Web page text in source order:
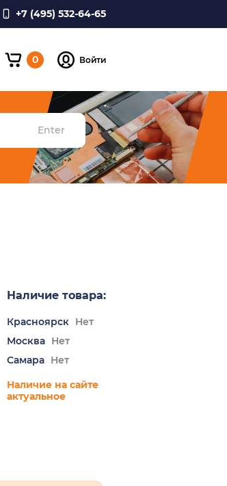
+7 (495) 532-64-65
0 Войти
Enter
Наличие товара:
Красноярск Нет
Москва Нет
Самара Нет
Наличие на сайте
актуальное